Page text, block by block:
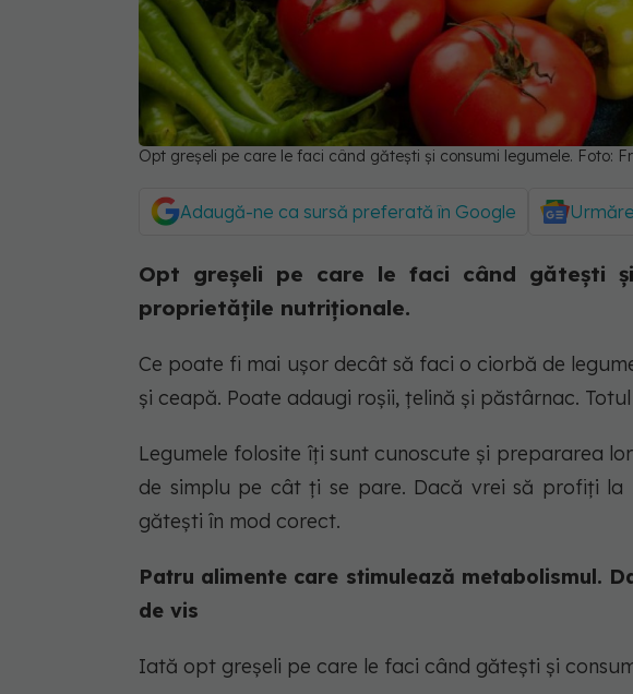
Opt greșeli pe care le faci când gătești și consumi legumele. Foto:
Adaugă-ne ca sursă preferată în Google
Opt greșeli pe care le faci când gătești
proprietățile nutriționale.
Ce poate fi mai ușor decât să faci o ciorbă de
și ceapă. Poate adaugi roșii, țelină și păstârnac.
Legumele folosite îți sunt cunoscute și prepararea
de simplu pe cât ți se pare. Dacă vrei să profiți la
gătești în mod corect.
Patru alimente care stimulează metabolismul.
de vis
Iată opt greșeli pe care le faci când gătești și